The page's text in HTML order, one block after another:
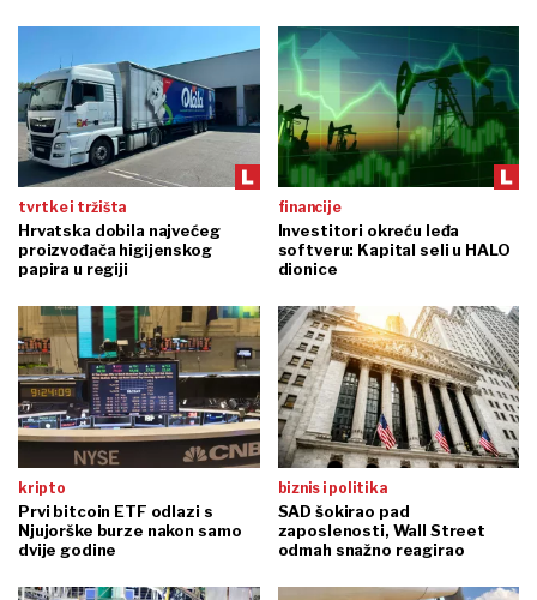
tvrtke i tržišta
Hrvatska dobila najvećeg
proizvođača higijenskog
papira u regiji
financije
Investitori okreću leđa
softveru: Kapital seli u HALO
dionice
kripto
Prvi bitcoin ETF odlazi s
Njujorške burze nakon samo
dvije godine
biznis i politika
SAD šokirao pad
zaposlenosti, Wall Street
odmah snažno reagirao